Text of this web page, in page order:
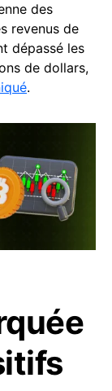
des
revenus de
dépassé les
de dollars,
.